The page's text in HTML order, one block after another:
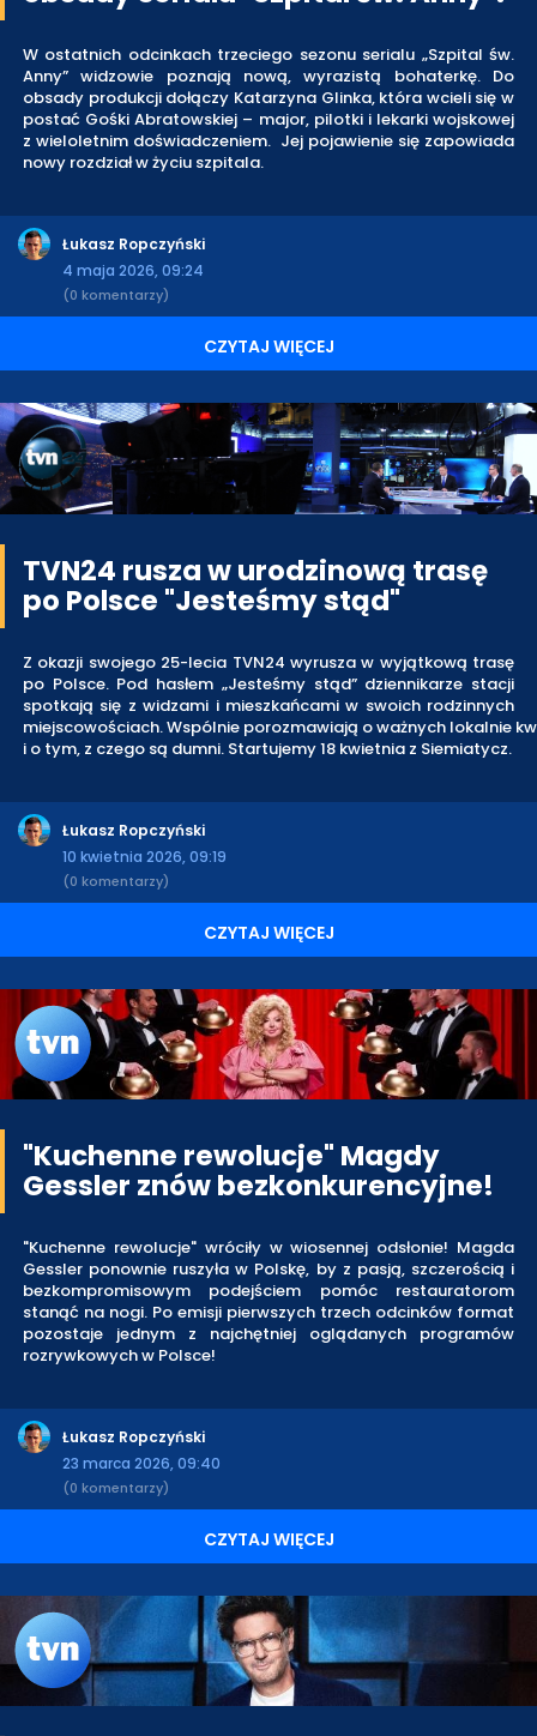
W ostatnich odcinkach trzeciego sezonu serialu „Szpital św.
Anny” widzowie poznają nową, wyrazistą bohaterkę. Do
obsady produkcji dołączy Katarzyna Glinka, która wcieli się w
postać Gośki Abratowskiej – major, pilotki i lekarki wojskowej
z wieloletnim doświadczeniem. Jej pojawienie się zapowiada
nowy rozdział w życiu szpitala.
Łukasz Ropczyński
4 maja 2026, 09:24
(0 komentarzy)
CZYTAJ WIĘCEJ
TVN24 rusza w urodzinową trasę
po Polsce "Jesteśmy stąd"
Z okazji swojego 25-lecia TVN24 wyrusza w wyjątkową trasę
po Polsce. Pod hasłem „Jesteśmy stąd” dziennikarze stacji
spotkają się z widzami i mieszkańcami w swoich rodzinnych
miejscowościach. Wspólnie porozmawiają o ważnych lokalnie
i o tym, z czego są dumni. Startujemy 18 kwietnia z Siemiatycz.
Łukasz Ropczyński
10 kwietnia 2026, 09:19
(0 komentarzy)
CZYTAJ WIĘCEJ
"Kuchenne rewolucje" Magdy
Gessler znów bezkonkurencyjne!
"Kuchenne rewolucje" wróciły w wiosennej odsłonie! Magda
Gessler ponownie ruszyła w Polskę, by z pasją, szczerością i
bezkompromisowym podejściem pomóc restauratorom
stanąć na nogi. Po emisji pierwszych trzech odcinków format
pozostaje jednym z najchętniej oglądanych programów
rozrywkowych w Polsce!
Łukasz Ropczyński
23 marca 2026, 09:40
(0 komentarzy)
CZYTAJ WIĘCEJ